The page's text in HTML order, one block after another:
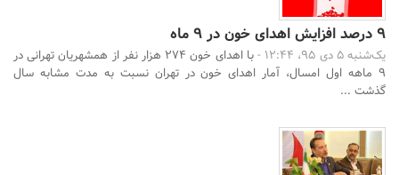
9 درصد افزایش اهدای خون در 9 ماه
یک‌شنبه 5 دی 95، 12:44 -
با اهدای خون 274 هزار نفر از همشهریان تهرانی در
9 ماهه اول امسال، آمار اهدای خون در تهران نسبت به مدت مشابه سال
گذشت ...